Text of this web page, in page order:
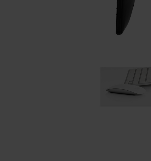
Area riunione e convegni